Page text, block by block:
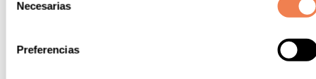
Necesarias
Preferencias